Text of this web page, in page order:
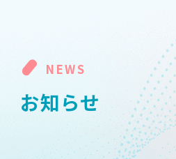
NEWS
お知らせ